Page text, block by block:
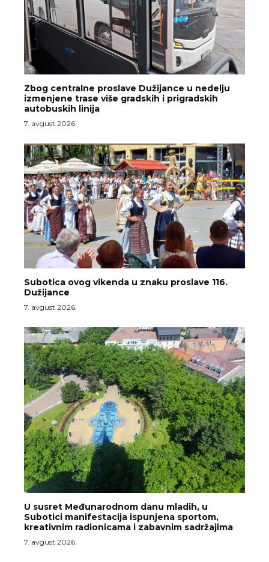
Zbog centralne proslave Dužijance u nedelju
izmenjene trase više gradskih i prigradskih
autobuskih linija
7. avgust 2026.
Subotica ovog vikenda u znaku proslave 116.
Dužijance
7. avgust 2026.
U susret Međunarodnom danu mladih, u
Subotici manifestacija ispunjena sportom,
kreativnim radionicama i zabavnim sadržajima
7. avgust 2026.